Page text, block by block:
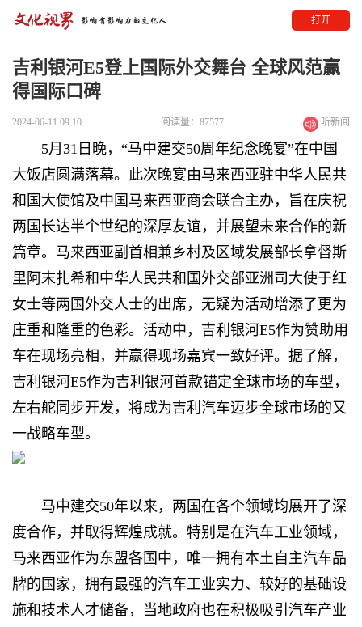
打开
吉利银河E5登上国际外交舞台 全球风范赢
得国际口碑
2024-06-11 09:10 阅读量：87577 听新闻
5月31日晚，“马中建交50周年纪念晚宴”在中国
大饭店圆满落幕。此次晚宴由马来西亚驻中华人民共
和国大使馆及中国马来西亚商会联合主办，旨在庆祝
两国长达半个世纪的深厚友谊，并展望未来合作的新
篇章。马来西亚副首相兼乡村及区域发展部长拿督斯
里阿末扎希和中华人民共和国外交部亚洲司大使于红
女士等两国外交人士的出席，无疑为活动增添了更为
庄重和隆重的色彩。活动中，吉利银河E5作为赞助用
车在现场亮相，并赢得现场嘉宾一致好评。据了解，
吉利银河E5作为吉利银河首款锚定全球市场的车型，
左右舵同步开发，将成为吉利汽车迈步全球市场的又
一战略车型。
马中建交50年以来，两国在各个领域均展开了深
度合作，并取得辉煌成就。特别是在汽车工业领域，
马来西亚作为东盟各国中，唯一拥有本土自主汽车品
牌的国家，拥有最强的汽车工业实力、较好的基础设
施和技术人才储备，当地政府也在积极吸引汽车产业